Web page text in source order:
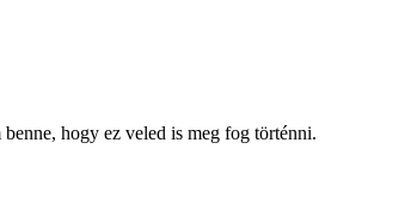
hogy ez veled is meg fog történni.